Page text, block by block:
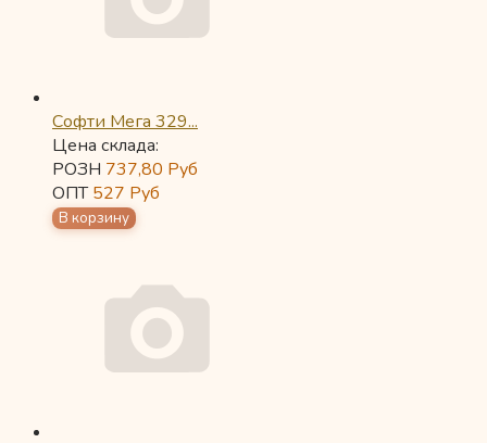
Софти Мега 329...
Цена склада:
РОЗН 737,80 Руб
ОПТ527 Руб